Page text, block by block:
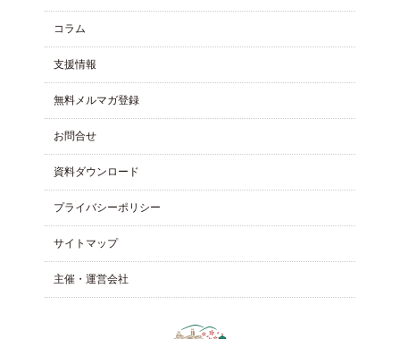
コラム
⽀援情報
無料メルマガ登録
お問合せ
資料ダウンロード
プライバシーポリシー
サイトマップ
主催・運営会社